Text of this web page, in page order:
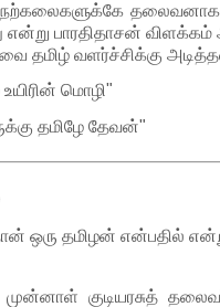
என்று பாரதிதாசன் விளக்கம்
தமிழ் வளர்ச்சிக்கு
உயிரின் மொழி"
தமிழே தேவன்"
ஒரு தமிழன் என்பதில்
முன்னாள் குடியரசுத்